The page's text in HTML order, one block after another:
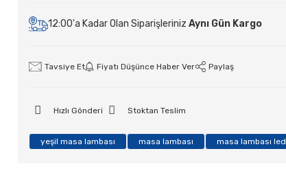
12:00'a Kadar Olan Siparişleriniz Aynı Gün Kargo
Tavsiye Et Fiyatı Düşünce Haber Ver Paylaş
Hızlı Gönderi Stoktan Teslim
yeşil masa lambası masa lambası masa lambası led